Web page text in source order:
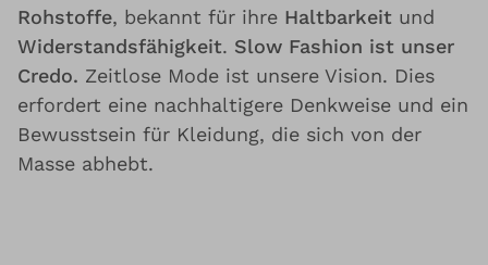
Rohstoffe, bekannt für ihre Haltbarkeit und
Widerstandsfähigkeit. Slow Fashion ist unser
Credo. Zeitlose Mode ist unsere Vision. Dies
erfordert eine nachhaltigere Denkweise und ein
Bewusstsein für Kleidung, die sich von der
Masse abhebt.